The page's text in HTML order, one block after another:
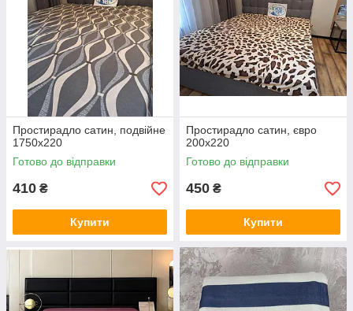
Простирадло сатин, подвійне
1750х220
Готово до відправки
410 ₴
Купити
Простирадло сатин, євро
200х220
Готово до відправки
450 ₴
Купити